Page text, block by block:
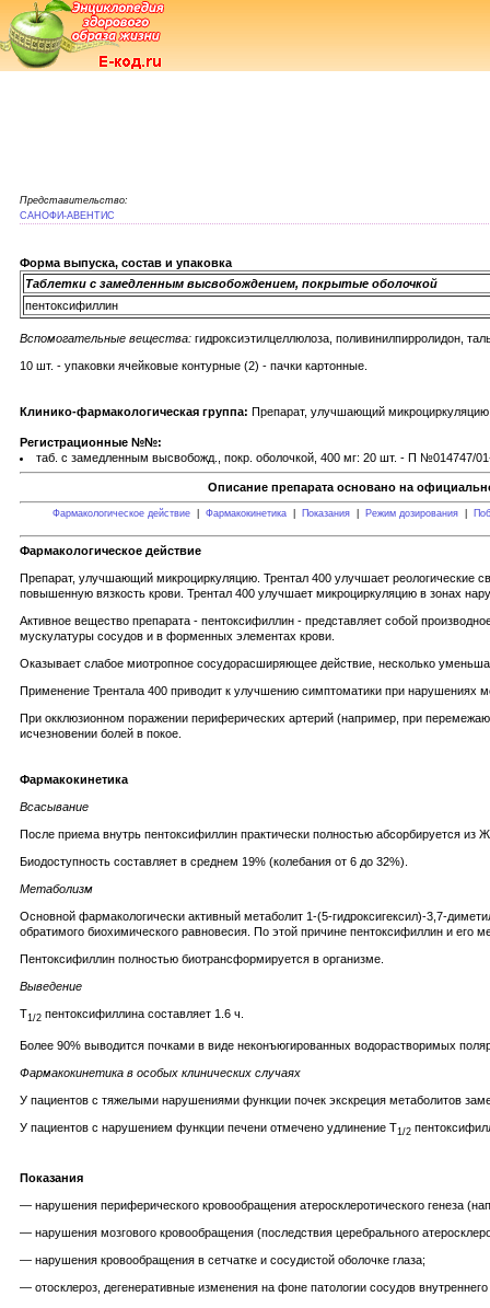
Представительство:
САНОФИ-АВЕНТИС
Форма выпуска, состав и упаковка
Таблетки с замедленным высвобождением, покрытые оболочкой
пентоксифиллин
Вспомогательные вещества: гидроксиэтилцеллюлоза, поливинилпирролидон,
10 шт. - упаковки ячейковые контурные (2) - пачки картонные.
Клинико-фармакологическая группа: Препарат, улучшающий микроциркуляцию.
Регистрационные №№:
таб. с замедленным высвобожд., покр. оболочкой, 400 мг: 20 шт. - П №014747/
Описание препарата основано на
Фармакологическое действие Фармакокинетика Показания Режим дозирования
Фармакологическое действие
Препарат, улучшающий микроциркуляцию. Трентал 400 улучшает реологические
повышенную вязкость крови. Трентал 400 улучшает микроциркуляцию в зонах
Активное вещество препарата - пентоксифиллин - представляет собой
мускулатуры сосудов и в форменных элементах крови.
Оказывает слабое миотропное сосудорасширяющее действие, несколько
Применение Трентала 400 приводит к улучшению симптоматики при нарушениях
При окклюзионном поражении периферических артерий (например, при
исчезновении болей в покое.
Фармакокинетика
Всасывание
После приема внутрь пентоксифиллин практически полностью абсорбируется из
Биодоступность составляет в среднем 19% (колебания от 6 до 32%).
Метаболизм
Основной фармакологически активный метаболит 1-(5-гидроксигексил)-3,7-
обратимого биохимического равновесия. По этой причине пентоксифиллин и его
Пентоксифиллин полностью биотрансформируется в организме.
Выведение
T1/2 пентоксифиллина составляет 1.6 ч.
Более 90% выводится почками в виде неконъюгированных водорастворимых
Фармакокинетика в особых клинических случаях
У пациентов с тяжелыми нарушениями функции почек экскреция метаболитов
У пациентов с нарушением функции печени отмечено удлинение T1/2
Показания
— нарушения периферического кровообращения атеросклеротического генеза
— нарушения мозгового кровообращения (последствия церебрального
— нарушения кровообращения в сетчатке и сосудистой оболочке глаза;
— отосклероз, дегенеративные изменения на фоне патологии сосудов